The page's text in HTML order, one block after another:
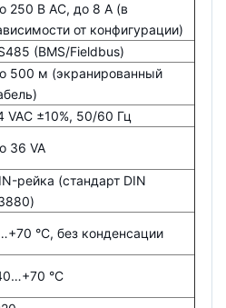
250 В AC, до 8 А (в
от конфигурации)
(BMS/Fieldbus)
500 м (экранированный
VAC ±10%, 50/60 Гц
36 VA
рейка (стандарт DIN
°C, без конденсации
°C